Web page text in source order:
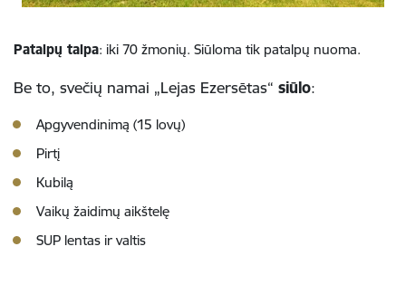
Patalpų talpa: iki 70 žmonių. Siūloma tik patalpų nuoma.
Be to, svečių namai „Lejas Ezersētas“ siūlo:
Apgyvendinimą (15 lovų)
Pirtį
Kubilą
Vaikų žaidimų aikštelę
SUP lentas ir valtis